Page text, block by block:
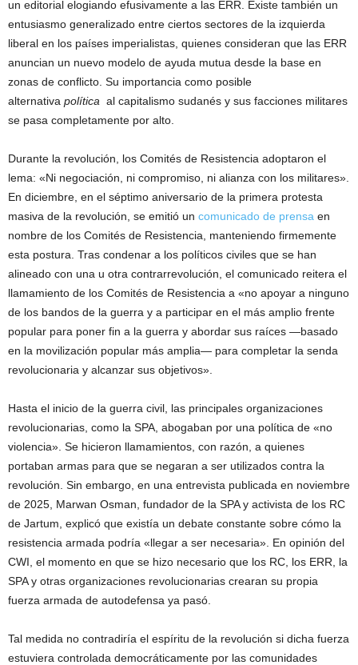
un editorial elogiando efusivamente a las ERR. Existe también un
entusiasmo generalizado entre ciertos sectores de la izquierda
liberal en los países imperialistas, quienes consideran que las ERR
anuncian un nuevo modelo de ayuda mutua desde la base en
zonas de conflicto. Su importancia como posible
alternativa política al capitalismo sudanés y sus facciones militares
se pasa completamente por alto.
Durante la revolución, los Comités de Resistencia adoptaron el
lema: «Ni negociación, ni compromiso, ni alianza con los militares».
En diciembre, en el séptimo aniversario de la primera protesta
masiva de la revolución, se emitió un comunicado de prensa en
nombre de los Comités de Resistencia, manteniendo firmemente
esta postura. Tras condenar a los políticos civiles que se han
alineado con una u otra contrarrevolución, el comunicado reitera el
llamamiento de los Comités de Resistencia a «no apoyar a ninguno
de los bandos de la guerra y a participar en el más amplio frente
popular para poner fin a la guerra y abordar sus raíces —basado
en la movilización popular más amplia— para completar la senda
revolucionaria y alcanzar sus objetivos».
Hasta el inicio de la guerra civil, las principales organizaciones
revolucionarias, como la SPA, abogaban por una política de «no
violencia». Se hicieron llamamientos, con razón, a quienes
portaban armas para que se negaran a ser utilizados contra la
revolución. Sin embargo, en una entrevista publicada en noviembre
de 2025, Marwan Osman, fundador de la SPA y activista de los RC
de Jartum, explicó que existía un debate constante sobre cómo la
resistencia armada podría «llegar a ser necesaria». En opinión del
CWI, el momento en que se hizo necesario que los RC, los ERR, la
SPA y otras organizaciones revolucionarias crearan su propia
fuerza armada de autodefensa ya pasó.
Tal medida no contradiría el espíritu de la revolución si dicha fuerza
estuviera controlada democráticamente por las comunidades